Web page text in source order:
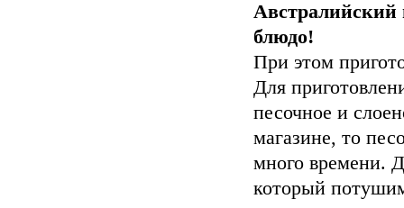
блюдо!
При этом
Для
песочное и
магазине, то
много времени.
который